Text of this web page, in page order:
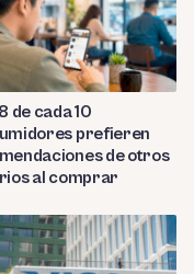
de cada 10
prefieren
de otros
al comprar